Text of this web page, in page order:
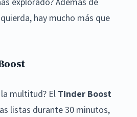
hay mucho más que
multitud? El Tinder Boost
listas durante 30 minutos,